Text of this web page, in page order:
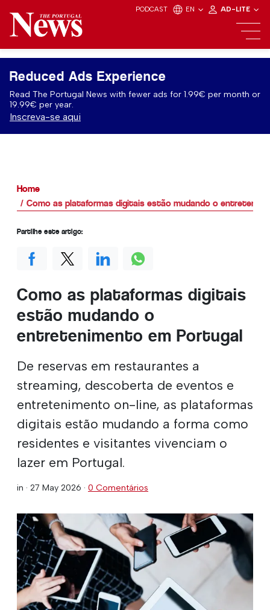
PODCAST EN AD-LITE
Reduced Ads Experience
Read The Portugal News with fewer ads for 1.99€ per month or
19.99€ per year.
Inscreva-se aqui
Home
Como as plataformas digitais estão mudando o
Como as plataformas digitais
estão mudando o
entretenimento em Portugal
De reservas em restaurantes a
streaming, descoberta de eventos e
entretenimento on-line, as plataformas
digitais estão mudando a forma como
residentes e visitantes vivenciam o
lazer em Portugal.
in · 27 May 2026 · 0 Comentários
Partilhe este artigo: